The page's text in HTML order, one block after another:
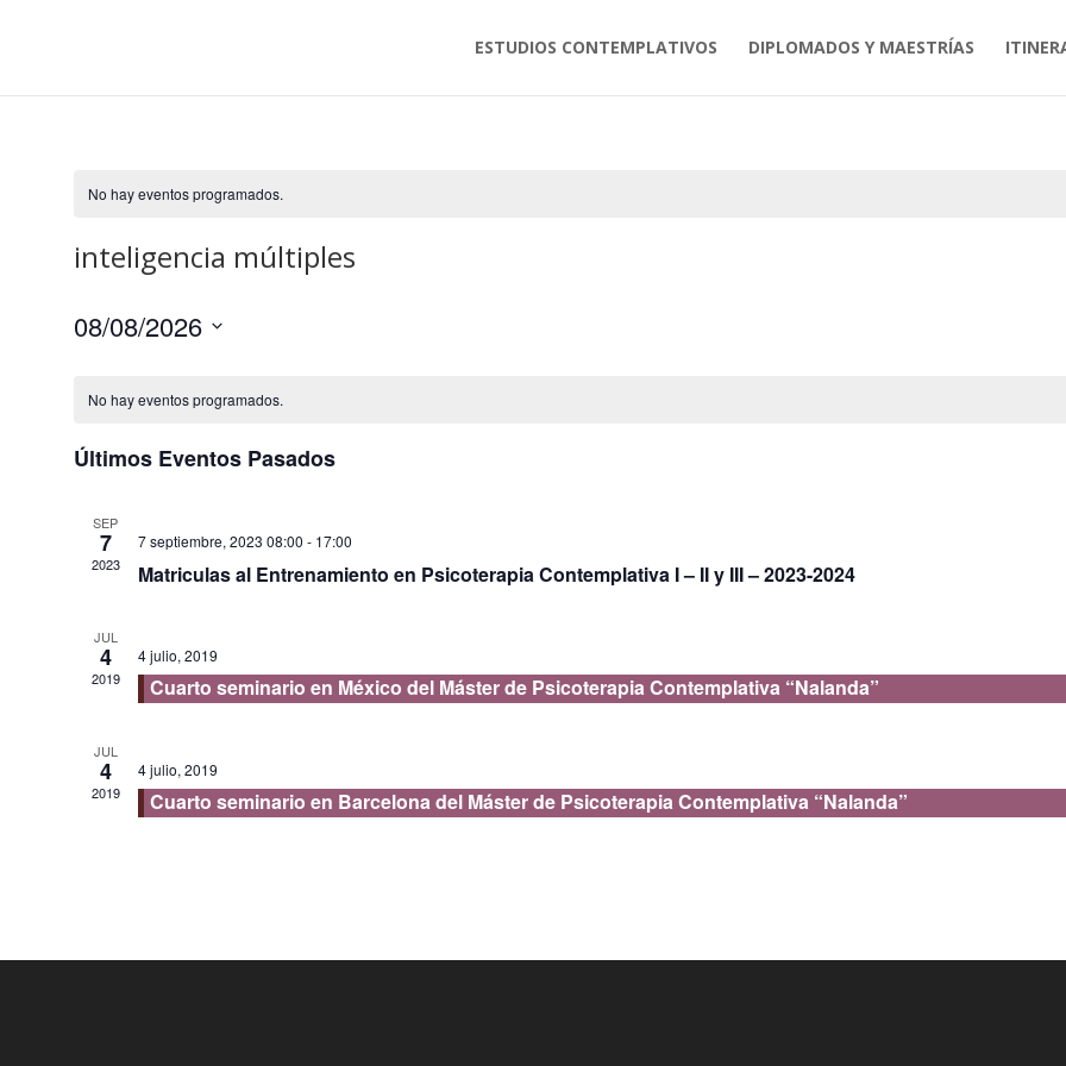
ESTUDIOS CONTEMPLATIVOS DIPLOMADOS Y MAESTRÍAS
No hay eventos programados.
inteligencia múltiples
08/08/2026
No hay eventos programados.
Últimos Eventos Pasados
SEP
7
2023
7 septiembre, 2023 08:00 - 17:00
Matriculas al Entrenamiento en Psicoterapia Contemplativa I – II y III – 2023-2024
JUL
4
2019
4 julio, 2019
Cuarto seminario en México del Máster de Psicoterapia Contemplativa “Nalanda”
JUL
4
2019
4 julio, 2019
Cuarto seminario en Barcelona del Máster de Psicoterapia Contemplativa “Nalanda”